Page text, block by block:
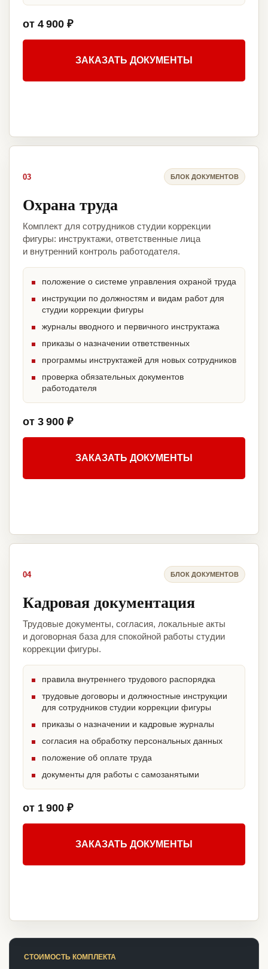
от 4 900 ₽
ЗАКАЗАТЬ ДОКУМЕНТЫ
03 БЛОК ДОКУМЕНТОВ
Охрана труда
Комплект для сотрудников студии коррекции
фигуры: инструктажи, ответственные лица
и внутренний контроль работодателя.
положение о системе управления охраной труда
инструкции по должностям и видам работ для
студии коррекции фигуры
журналы вводного и первичного инструктажа
приказы о назначении ответственных
программы инструктажей для новых сотрудников
проверка обязательных документов
работодателя
от 3 900 ₽
ЗАКАЗАТЬ ДОКУМЕНТЫ
04 БЛОК ДОКУМЕНТОВ
Кадровая документация
Трудовые документы, согласия, локальные акты
и договорная база для спокойной работы студии
коррекции фигуры.
правила внутреннего трудового распорядка
трудовые договоры и должностные инструкции
для сотрудников студии коррекции фигуры
приказы о назначении и кадровые журналы
согласия на обработку персональных данных
положение об оплате труда
документы для работы с самозанятыми
от 1 900 ₽
ЗАКАЗАТЬ ДОКУМЕНТЫ
СТОИМОСТЬ КОМПЛЕКТА